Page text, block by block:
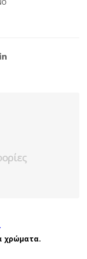
χρώματα.